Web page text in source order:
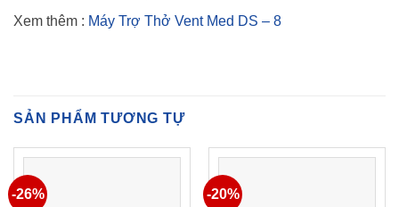
Xem thêm : Máy Trợ Thở Vent Med DS – 8
SẢN PHẨM TƯƠNG TỰ
-26% -20%